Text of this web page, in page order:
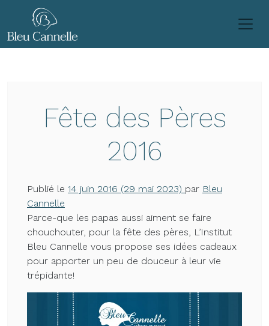
Passer au contenu
Fête des Pères
2016
Publié le 14 juin 2016 (29 mai 2023) par Bleu
Cannelle
Parce-que les papas aussi aiment se faire
chouchouter, pour la fête des pères, L’Institut
Bleu Cannelle vous propose ses idées cadeaux
pour apporter un peu de douceur à leur vie
trépidante!